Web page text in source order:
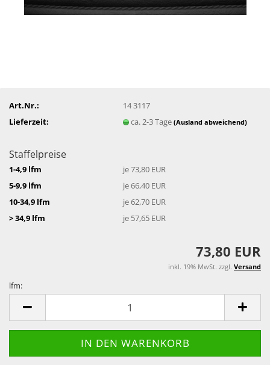
Art.Nr.:
14 3117
Lieferzeit:
ca. 2-3 Tage(Ausland abweichend)
Staffelpreise
1-4,9 lfm
je 73,80 EUR
5-9,9 lfm
je 66,40 EUR
10-34,9 lfm
je 62,70 EUR
> 34,9 lfm
je 57,65 EUR
73,80 EUR
inkl. 19% MwSt. zzgl. Versand
lfm: